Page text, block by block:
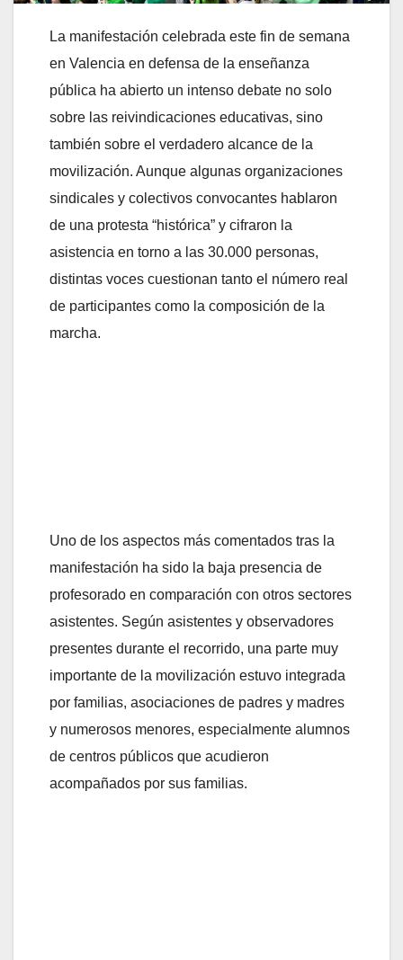
La manifestación celebrada este fin de semana
en Valencia en defensa de la enseñanza
pública ha abierto un intenso debate no solo
sobre las reivindicaciones educativas, sino
también sobre el verdadero alcance de la
movilización. Aunque algunas organizaciones
sindicales y colectivos convocantes hablaron
de una protesta “histórica” y cifraron la
asistencia en torno a las 30.000 personas,
distintas voces cuestionan tanto el número real
de participantes como la composición de la
marcha.
Uno de los aspectos más comentados tras la
manifestación ha sido la baja presencia de
profesorado en comparación con otros sectores
asistentes. Según asistentes y observadores
presentes durante el recorrido, una parte muy
importante de la movilización estuvo integrada
por familias, asociaciones de padres y madres
y numerosos menores, especialmente alumnos
de centros públicos que acudieron
acompañados por sus familias.